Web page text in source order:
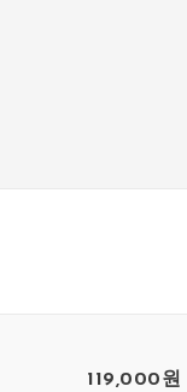
119,000원